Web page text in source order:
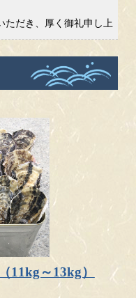
ただき、厚く御礼申し上
販売予定数に達したた
了させていただくことと
た改めてご案内させて
。
自愛ください。
心より感謝申し上げ
販売区分を変更いた
11kg～13kg）